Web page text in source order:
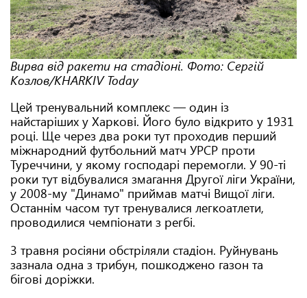
Вирва від ракети на стадіоні. Фото: Сергій
Козлов/KHARKIV Today
Цей тренувальний комплекс — один із
найстаріших у Харкові. Його було відкрито у 1931
році. Ще через два роки тут проходив перший
міжнародний футбольний матч УРСР проти
Туреччини, у якому господарі перемогли. У 90-ті
роки тут відбувалися змагання Другої ліги України,
у 2008-му "Динамо" приймав матчі Вищої ліги.
Останнім часом тут тренувалися легкоатлети,
проводилися чемпіонати з регбі.
3 травня росіяни обстріляли стадіон. Руйнувань
зазнала одна з трибун, пошкоджено газон та
бігові доріжки.